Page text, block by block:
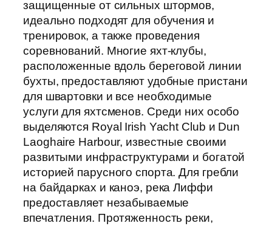
защищенные от сильных штормов,
идеально подходят для обучения и
тренировок, а также проведения
соревнований. Многие яхт-клубы,
расположенные вдоль береговой линии
бухты, предоставляют удобные пристани
для швартовки и все необходимые
услуги для яхтсменов. Среди них особо
выделяются Royal Irish Yacht Club и Dun
Laoghaire Harbour, известные своими
развитыми инфраструктурами и богатой
историей парусного спорта. Для гребли
на байдарках и каноэ, река Лиффи
предоставляет незабываемые
впечатления. Протяженность реки,